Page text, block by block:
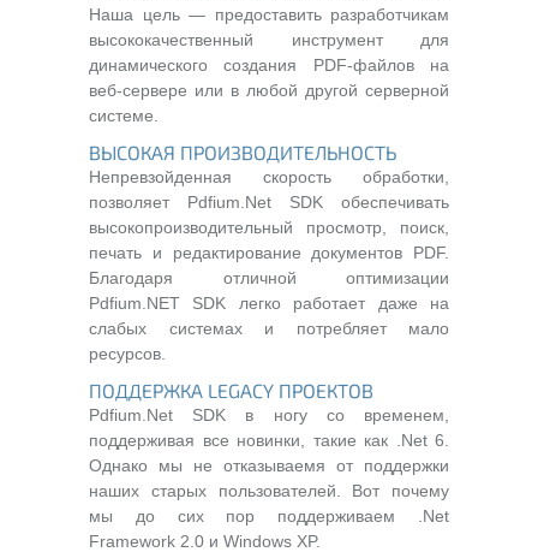
Наша цель — предоставить разработчикам
высококачественный инструмент для
динамического создания PDF-файлов на
веб-сервере или в любой другой серверной
системе.
ВЫСОКАЯ ПРОИЗВОДИТЕЛЬНОСТЬ
Непревзойденная скорость обработки,
позволяет Pdfium.Net SDK обеспечивать
высокопроизводительный просмотр, поиск,
печать и редактирование документов PDF.
Благодаря отличной оптимизации
Pdfium.NET SDK легко работает даже на
слабых системах и потребляет мало
ресурсов.
ПОДДЕРЖКА LEGACY ПРОЕКТОВ
Pdfium.Net SDK в ногу со временем,
поддерживая все новинки, такие как .Net 6.
Однако мы не отказываемя от поддержки
наших старых пользователей. Вот почему
мы до сих пор поддерживаем .Net
Framework 2.0 и Windows XP.